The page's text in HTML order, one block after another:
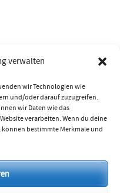
verwalten
wir Technologien wie
und/oder darauf zuzugreifen.
wir Daten wie das
verarbeiten. Wenn du deine
bestimmte Merkmale und